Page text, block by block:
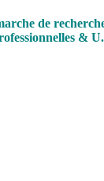
de
&